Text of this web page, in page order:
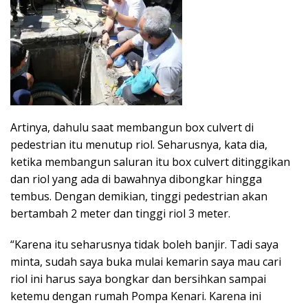
Artinya, dahulu saat membangun box culvert di
pedestrian itu menutup riol. Seharusnya, kata dia,
ketika membangun saluran itu box culvert ditinggikan
dan riol yang ada di bawahnya dibongkar hingga
tembus. Dengan demikian, tinggi pedestrian akan
bertambah 2 meter dan tinggi riol 3 meter.
“Karena itu seharusnya tidak boleh banjir. Tadi saya
minta, sudah saya buka mulai kemarin saya mau cari
riol ini harus saya bongkar dan bersihkan sampai
ketemu dengan rumah Pompa Kenari. Karena ini